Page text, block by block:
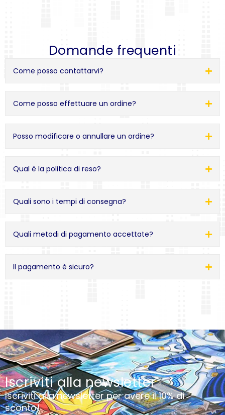
Domande frequenti
Come posso contattarvi?
Come posso effettuare un ordine?
Posso modificare o annullare un ordine?
Qual è la politica di reso?
Quali sono i tempi di consegna?
Quali metodi di pagamento accettate?
Il pagamento è sicuro?
Iscriviti alla newsletter
Iscriviti alla newsletter per avere il 10% di
sconto!